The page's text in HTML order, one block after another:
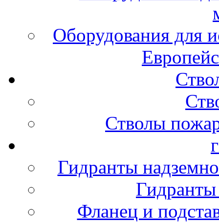
Оборудования для
Стволы
Гидранты
Фланец и